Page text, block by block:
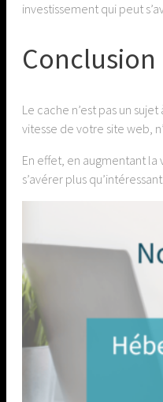
investissement qui peut
Conclusion
Le cache n’est pas un
vitesse de votre site web,
En effet, en augmentant la
s’avérer plus qu’intéressant.